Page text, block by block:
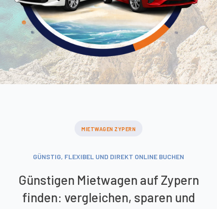
MIETWAGEN ZYPERN
GÜNSTIG, FLEXIBEL UND DIREKT ONLINE BUCHEN
Günstigen Mietwagen auf Zypern
finden: vergleichen, sparen und